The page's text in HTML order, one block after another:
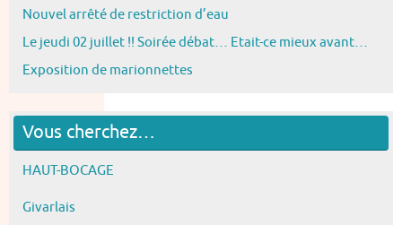
Nouvel arrêté de restriction d’eau
Le jeudi 02 juillet !! Soirée débat… Etait-ce mieux avant…
Exposition de marionnettes
Vous cherchez…
HAUT-BOCAGE
Givarlais